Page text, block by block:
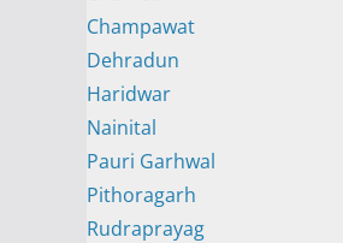
Champawat
Dehradun
Haridwar
Nainital
Pauri Garhwal
Pithoragarh
Rudraprayag